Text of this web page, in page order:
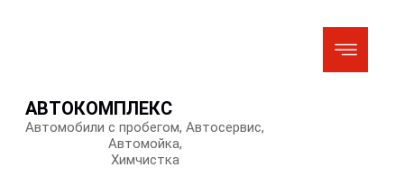
АВТОКОМПЛЕКС
Автомобили с пробегом, Автосервис,
Автомойка,
Химчистка